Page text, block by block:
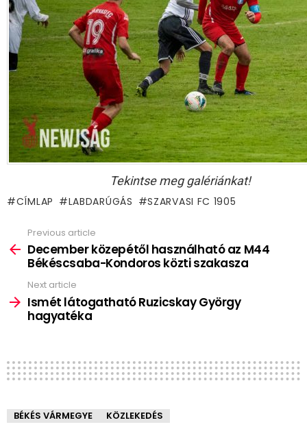
Tekintse meg galériánkat!
CÍMLAP LABDARÚGÁS SZARVASI FC 1905
more
Previous article
December közepétől használható az M44
Békéscsaba-Kondoros közti szakasza
Next article
Ismét látogatható Ruzicskay György
hagyatéka
BÉKÉS VÁRMEGYE KÖZLEKEDÉS